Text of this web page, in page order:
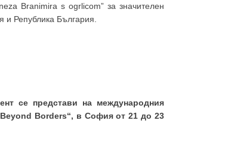
Branimira s ogrlicom” за значителен
и Република България.
се представи на международния
Borders“, в София от 21 до 23